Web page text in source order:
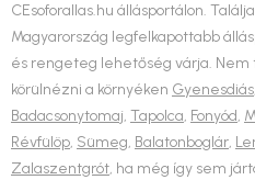
CEsoforallas.hu állásportálon.
Magyarország legfelkapottabb
és rengeteg lehetőség várja.
körülnézni a környéken Gyenesdiás
Badacsonytomaj, Tapolca, Fonyód,
Révfülöp, Sümeg, Balatonboglár,
Zalaszentgrót, ha még így sem